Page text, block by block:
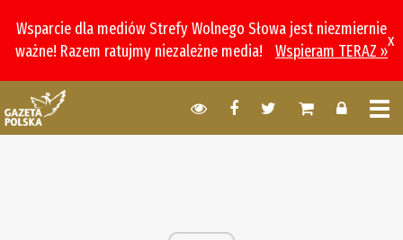
Wsparcie dla mediów Strefy Wolnego Słowa jest niezmiernie
ważne! Razem ratujmy niezależne media!
Wspieram TERAZ »
x